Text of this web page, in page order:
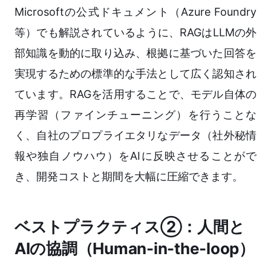
Microsoftの公式ドキュメント（Azure Foundry
等）でも解説されているように、RAGはLLMの外
部知識を動的に取り込み、根拠に基づいた回答を
実現するための標準的な手法として広く認知され
ています。RAGを活用することで、モデル自体の
再学習（ファインチューニング）を行うことな
く、自社のプロプライエタリなデータ（社外秘情
報や独自ノウハウ）をAIに反映させることがで
き、開発コストと期間を大幅に圧縮できます。
ベストプラクティス②：人間と
AIの協調（Human-in-the-loop）